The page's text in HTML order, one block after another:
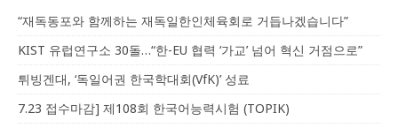
“재독동포와 함께하는 재독일한인체육회로 거듭나겠습니다”
KIST 유럽연구소 30돌…“한-EU 협력 ‘가교’ 넘어 혁신 거점으로”
튀빙겐대, ‘독일어권 한국학대회(VfK)’ 성료
7.23 접수마감] 제108회 한국어능력시험 (TOPIK)